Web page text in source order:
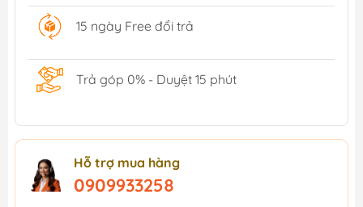
15 ngày Free đổi trả
Trả góp 0% - Duyệt 15 phút
Hỗ trợ mua hàng
0909933258